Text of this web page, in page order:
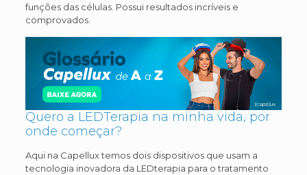
funções das células. Possui resultados incríveis e
comprovados.
Quero a LEDTerapia na minha vida, por
onde começar?
Aqui na Capellux temos dois dispositivos que usam a
tecnologia inovadora da LEDterapia para o tratamento